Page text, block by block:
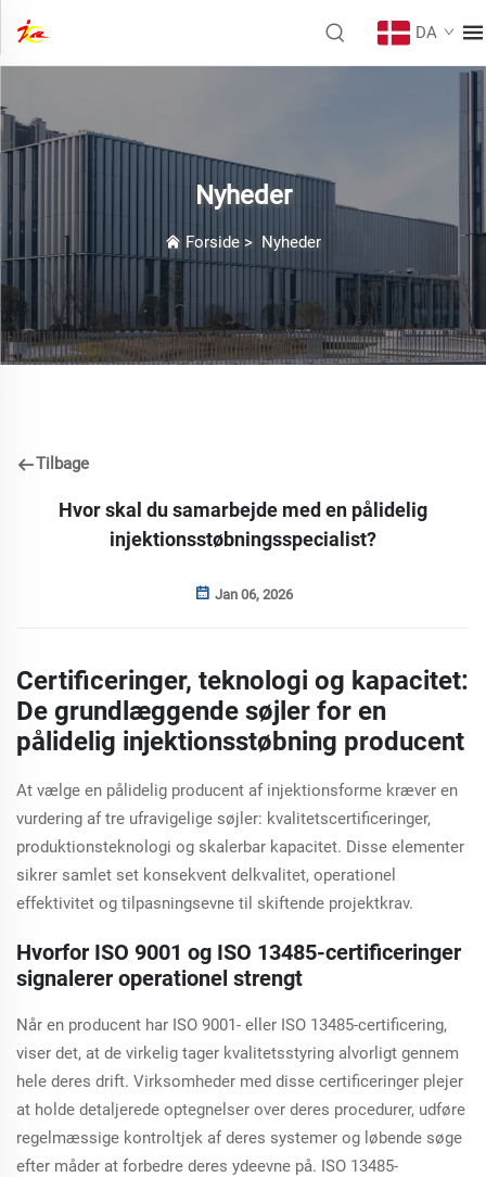
DA
Nyheder
Forside > Nyheder
Tilbage
Hvor skal du samarbejde med en pålidelig
injektionsstøbningsspecialist?
Jan 06, 2026
Certificeringer, teknologi og kapacitet:
De grundlæggende søjler for en
pålidelig injektionsstøbning producent
At vælge en pålidelig producent af injektionsforme kræver en
vurdering af tre ufravigelige søjler: kvalitetscertificeringer,
produktionsteknologi og skalerbar kapacitet. Disse elementer
sikrer samlet set konsekvent delkvalitet, operationel
effektivitet og tilpasningsevne til skiftende projektkrav.
Hvorfor ISO 9001 og ISO 13485-certificeringer
signalerer operationel strengt
Når en producent har ISO 9001- eller ISO 13485-certificering,
viser det, at de virkelig tager kvalitetsstyring alvorligt gennem
hele deres drift. Virksomheder med disse certificeringer plejer
at holde detaljerede optegnelser over deres procedurer, udføre
regelmæssige kontroltjek af deres systemer og løbende søge
efter måder at forbedre deres ydeevne på. ISO 13485-